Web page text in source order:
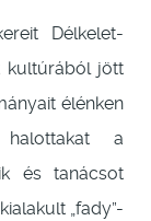
Délkelet-
kultúrából jött
élénken
a
és tanácsot
„fady”-